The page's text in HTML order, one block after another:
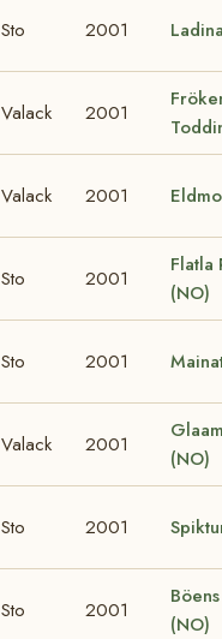
Sto 2001
Valack 2001
Valack 2001
Sto 2001
Flatla
(NO)
Sto 2001
Valack 2001
(NO)
Sto 2001
Sto 2001
(NO)